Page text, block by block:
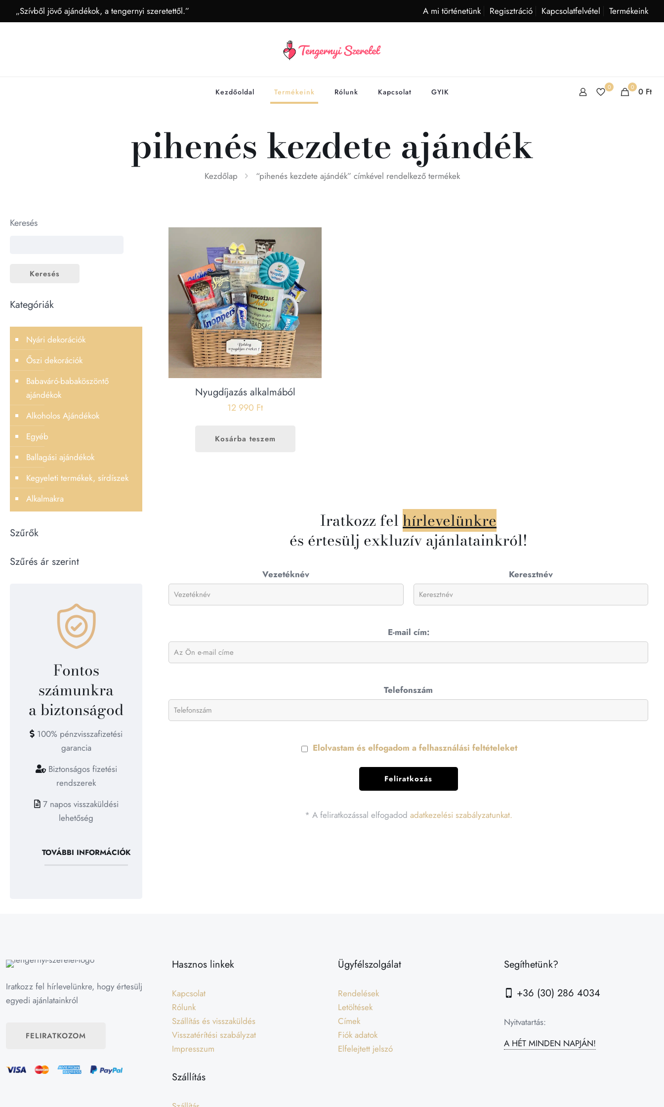
„Szívből jövő ajándékok, a tengernyi szeretettől.” A mi történetünk Regisztráció Kapcsolatfelvétel Termékeink
Kezdőoldal Termékeink Rólunk Kapcsolat GYIK 0 0 0 Ft
pihenés kezdete ajándék
Kezdőlap “pihenés kezdete ajándék” címkével rendelkező termékek
Nyugdíjazás alkalmából
12 990 Ft
Kosárba teszem
Iratkozz fel hírlevelünkre
és értesülj exkluzív ajánlatainkról!
Vezetéknév Keresztnév
E-mail cím:
Telefonszám
Elolvastam és elfogadom a felhasználási feltételeket
* A feliratkozással elfogadod adatkezelési szabályzatunkat.
Keresés
Keresés
Kategóriák
Nyári dekorációk
Őszi dekorációk
Babaváró-babaköszöntő
ajándékok
Alkoholos Ajándékok
Egyéb
Ballagási ajándékok
Kegyeleti termékek, sírdíszek
Alkalmakra
Szűrők
Szűrés ár szerint
Fontos
számunkra
a biztonságod
100% pénzvisszafizetési
garancia
Biztonságos fizetési
rendszerek
7 napos visszaküldési
lehetőség
TOVÁBBI INFORMÁCIÓK
Iratkozz fel hírlevelünkre, hogy értesülj
egyedi ajánlatainkról
FELIRATKOZOM
Hasznos linkek
Kapcsolat
Rólunk
Szállítás és visszaküldés
Visszatérítési szabályzat
Impresszum
Szállítás
Ügyfélszolgálat
Rendelések
Letöltések
Címek
Fiók adatok
Elfelejtett jelszó
Segíthetünk?
+36 (30) 286 4034
Nyitvatartás:
A HÉT MINDEN NAPJÁN!